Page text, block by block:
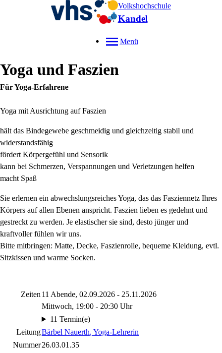
Volkshochschule
Kandel
Menü
Yoga und Faszien
Für Yoga-Erfahrene
Yoga mit Ausrichtung auf Faszien
hält das Bindegewebe geschmeidig und gleichzeitig stabil und
widerstandsfähig
fördert Körpergefühl und Sensorik
kann bei Schmerzen, Verspannungen und Verletzungen helfen
macht Spaß
Sie erlernen ein abwechslungsreiches Yoga, das das Fasziennetz Ihres
Körpers auf allen Ebenen anspricht. Faszien lieben es gedehnt und
gestreckt zu werden. Je elastischer sie sind, desto jünger und
kraftvoller fühlen wir uns.
Bitte mitbringen: Matte, Decke, Faszienrolle, bequeme Kleidung, evtl.
Sitzkissen und warme Socken.
Zeiten 11 Abende, 02.09.2026 - 25.11.2026
Mittwoch, 19:00 - 20:30 Uhr
11 Termin(e)
LeitungBärbel Nauerth, Yoga-Lehrerin
Nummer26.03.01.35